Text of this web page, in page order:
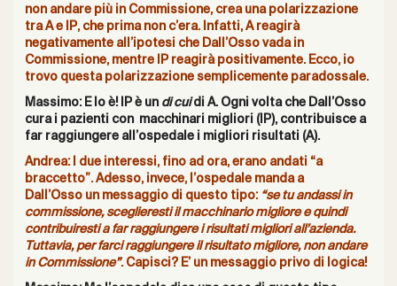
non andare più in Commissione, crea una polarizzazione
tra A e IP, che prima non c’era. Infatti, A reagirà
negativamente all’ipotesi che Dall’Osso vada in
Commissione, mentre IP reagirà positivamente. Ecco, io
trovo questa polarizzazione semplicemente paradossale.
Massimo: E lo è! IP è undi cuidi A. Ogni volta che Dall’Osso
cura i pazienti con macchinari migliori (IP), contribuisce a
far raggiungere all’ospedale i migliori risultati (A).
Andrea: I due interessi, fino ad ora, erano andati “a
braccetto”. Adesso, invece, l’ospedale manda a
Dall’Osso un messaggio di questo tipo: “se tu andassi in
commissione, sceglieresti il macchinario migliore e quindi
contribuiresti a far raggiungere i risultati migliori all’azienda.
Tuttavia, per farci raggiungere il risultato migliore, non andare
in Commissione”. Capisci? E’ un messaggio privo di logica!